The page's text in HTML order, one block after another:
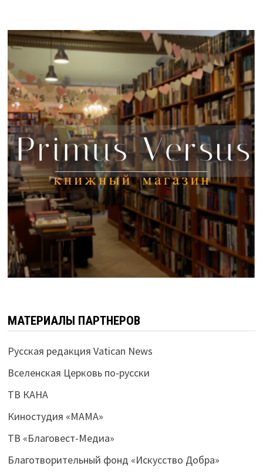
МАТЕРИАЛЫ ПАРТНЕРОВ
Русская редакция Vatican News
Вселенская Церковь по-русски
ТВ КАНА
Киностудия «МАМА»
ТВ «Благовест-Медиа»
Благотворительный фонд «Искусство Добра»